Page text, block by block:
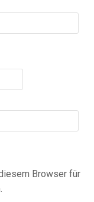
Browser für